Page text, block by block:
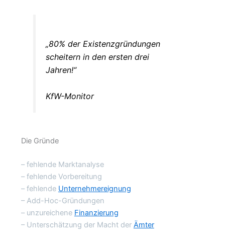
„80% der Existenzgründungen
scheitern in den ersten drei
Jahren!“
KfW-Monitor
Die Gründe
– fehlende Marktanalyse
– fehlende Vorbereitung
– fehlende Unternehmereignung
– Add-Hoc-Gründungen
– unzureichene Finanzierung
– Unterschätzung der Macht der Ämter